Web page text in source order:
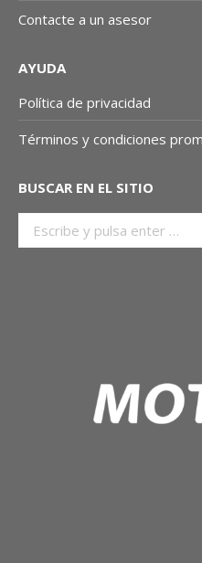
Contacte a un asesor
AYUDA
Política de privacidad
Términos y condiciones
BUSCAR EN EL SITIO